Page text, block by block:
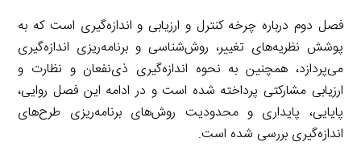
فصل دوم درباره چرخه کنترل و ارزیابی و اندازه‌گیری است که به
پوشش نظریه‌های تغییر، روش‌شناسی و برنامه‌ریزی اندازه‌گیری
می‌پردازد، همچنین به نحوه اندازه‌گیری ذی‌نفعان و نظارت و
ارزیابی مشارکتی پرداخته شده است و در ادامه این فصل روایی،
پایایی، پایداری و محدودیت روش‌های برنامه‌ریزی طرح‌های
اندازه‌گیری بررسی شده است.